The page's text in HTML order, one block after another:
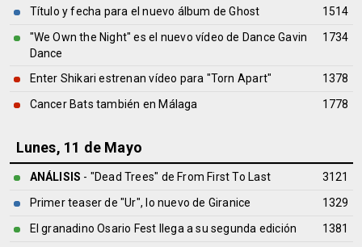
Título y fecha para el nuevo álbum de Ghost
1514
"We Own the Night" es el nuevo vídeo de Dance Gavin
Dance
1734
Enter Shikari estrenan vídeo para "Torn Apart"
1378
Cancer Bats también en Málaga
1778
Lunes, 11 de Mayo
ANÁLISIS - "Dead Trees" de From First To Last
3121
Primer teaser de "Ur", lo nuevo de Giranice
1329
El granadino Osario Fest llega a su segunda edición
1381